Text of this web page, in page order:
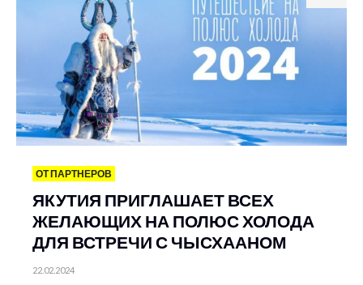
ОТ ПАРТНЕРОВ
ЯКУТИЯ ПРИГЛАШАЕТ ВСЕХ
ЖЕЛАЮЩИХ НА ПОЛЮС ХОЛОДА
ДЛЯ ВСТРЕЧИ С ЧЫСХААНОМ
22.02.2024